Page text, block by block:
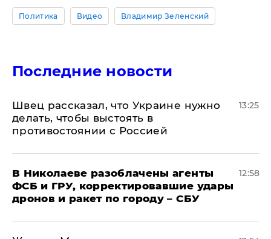
Политика Видео Владимир Зеленский
Последние новости
Швец рассказал, что Украине нужно
делать, чтобы выстоять в
противостоянии с Россией
13:25
В Николаеве разоблачены агенты
ФСБ и ГРУ, корректировавшие удары
дронов и ракет по городу – СБУ
12:58